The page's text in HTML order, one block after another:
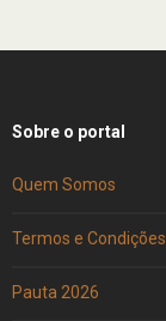
Sobre o portal
Quem Somos
Termos e Condições
Pauta 2026